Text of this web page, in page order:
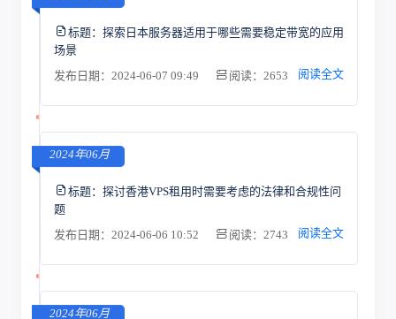
标题： 探索日本服务器适用于哪些需要稳定带宽的应用
场景
发布日期：2024-06-07 09:49
阅读：2653 阅读全文
2024年06月
标题： 探讨香港VPS租用时需要考虑的法律和合规性问
题
发布日期：2024-06-06 10:52
阅读：2743 阅读全文
2024年06月